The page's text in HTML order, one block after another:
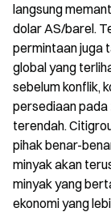
langsung
dolar AS/barel.
permintaan juga
global yang
sebelum konflik,
persediaan pada
terendah.
pihak benar-
minyak akan
minyak yang
ekonomi yang